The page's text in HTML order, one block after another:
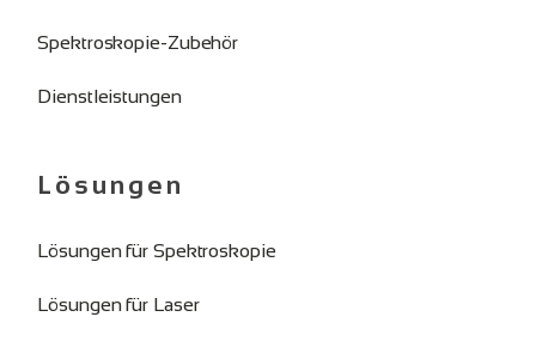
Spektroskopie-Zubehör
Dienstleistungen
Lösungen
Lösungen für Spektroskopie
Lösungen für Laser